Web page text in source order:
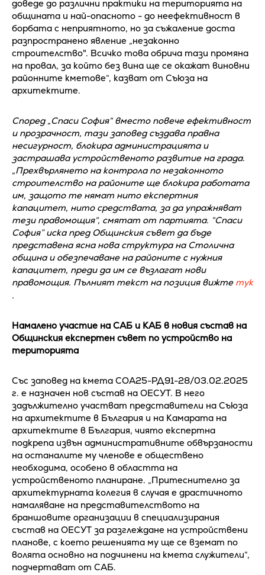
доведе до различни практики на територията на
общината и най-опасното - до неефективност в
борбата с неприятното, но за съжаление доста
разпространено явление „незаконно
строителство". Всичко това обрича тази промяна
на провал, за който без вина ще се окажат виновни
районните кметове“, казват от Съюза на
архитектите.
Според „Спаси София“ вместо повече ефективност
и прозрачност, тази заповед създава правна
несигурност, блокира администрацията и
застрашава устройственото развитие на града.
„Прехвърлянето на контрола по незаконното
строителство на районите ще блокира работата
им, защото те нямат нито експертния
капацитет, нито средствата, за да упражняват
тези правомощия“, смятат от партията. “Спаси
София” иска пред Общинския съвет да бъде
представена ясна нова структура на Столична
община и обезпечаване на районите с нужния
капацитет, преди да им се възлагат нови
правомощия. Пълният текст на позиция вижте тук
.
Намалено участие на САБ и КАБ в новия състав на
Общинския експертен съвет по устройство на
територията
Със заповед на кмета СОА25-РД91-28/03.02.2025
г. е назначен нов състав на ОЕСУТ. В него
задължително участват представители на Съюза
на архитектите в България и на Камарата на
архитектите в България, чиято експертна
подкрепа извън административните обвързаности
на останалите му членове е обществено
необходима, особено в областта на
устройственото планиране. „Притеснително за
архитектурната колегия в случая е драстичното
намаляване на представителството на
браншовите организации в специализирания
състав на ОЕСУТ за разглеждане на устройствени
планове, с което решенията му ще се вземат по
волята основно на подчинени на кмета служители“,
подчертават от САБ.